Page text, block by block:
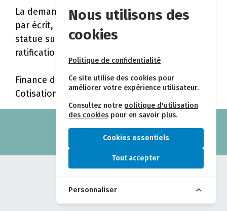
La demande d'admission doit être présentée,
par écrit, au secrétariat de l'AVGB. Le Comité
statue sur les demandes, sous réserve de
ratification par l'assemblée générale.
Finance d'entrée : Fr. 400.-
Cotisation annuelle : minimum Fr. 600.-
créationFOY
Nous utilisons des
cookies
Politique de confidentialité
Ce site utilise des cookies pour
améliorer votre expérience utilisateur.
Consultez notre politique d'utilisation
des cookies pour en savoir plus.
Cookies essentiels
Tout accepter
Personnaliser